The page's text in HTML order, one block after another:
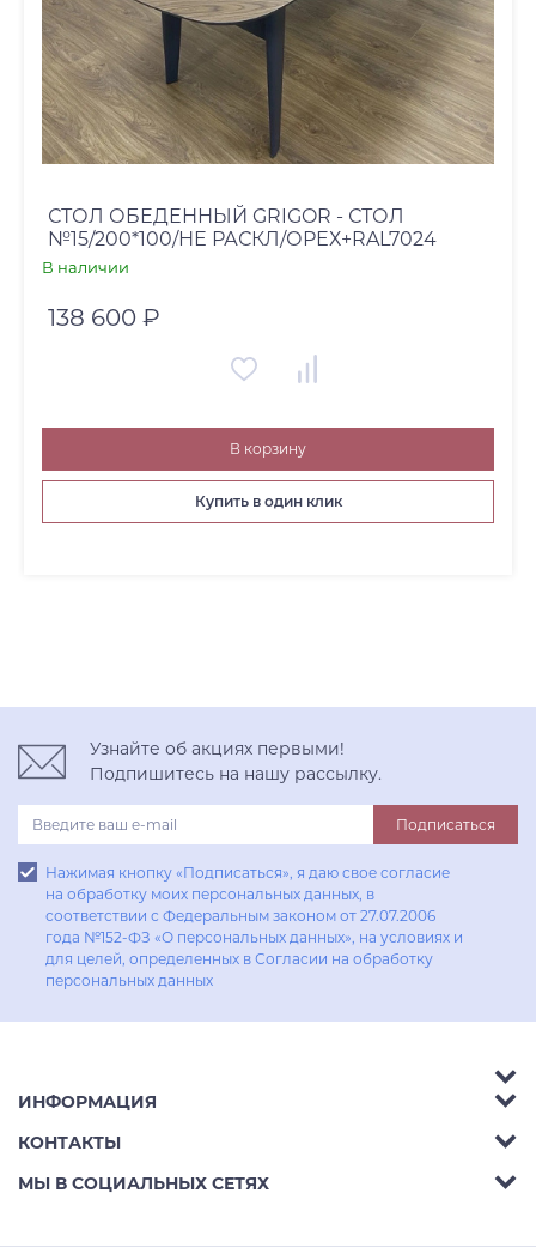
СТОЛ ОБЕДЕННЫЙ GRIGOR - СТОЛ
№15/200*100/НЕ РАСКЛ/ОРЕХ+RAL7024
В наличии
138 600 ₽
В корзину
Купить в один клик
Узнайте об акциях первыми!
Подпишитесь на нашу рассылку.
Подписаться
Нажимая кнопку «Подписаться», я даю свое согласие
на обработку моих персональных данных, в
соответствии с Федеральным законом от 27.07.2006
года №152-ФЗ «О персональных данных», на условиях и
для целей, определенных в Согласии на обработку
персональных данных
Аксессуары
Гостиные
Кабинеты
ИНФОРМАЦИЯ
Акции
Доставка
КОНТАКТЫ
Телефон: 8 (800) 302-42-39
МЫ В СОЦИАЛЬНЫХ СЕТЯХ